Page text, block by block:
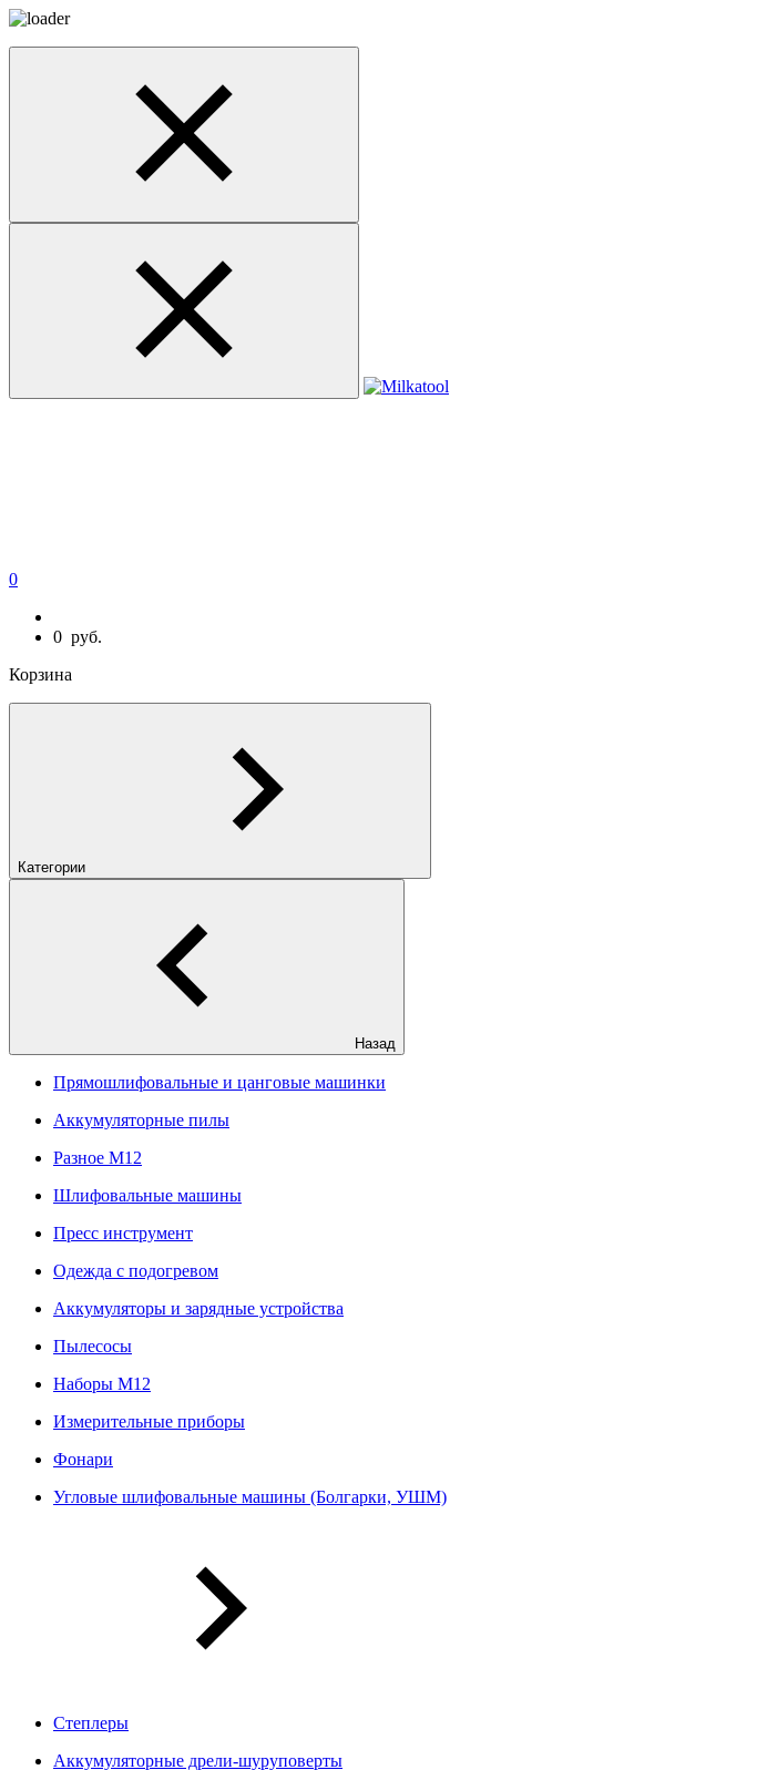
0
0 руб.
Корзина
Категории
Назад
Прямошлифовальные и цанговые машинки
Аккумуляторные пилы
Разное M12
Шлифовальные машины
Пресс инструмент
Одежда с подогревом
Аккумуляторы и зарядные устройства
Пылесосы
Наборы М12
Измерительные приборы
Фонари
Угловые шлифовальные машины (Болгарки, УШМ)
Степлеры
Аккумуляторные дрели-шуруповерты